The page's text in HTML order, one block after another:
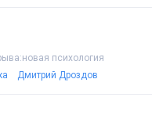
психология
Дмитрий Дроздов